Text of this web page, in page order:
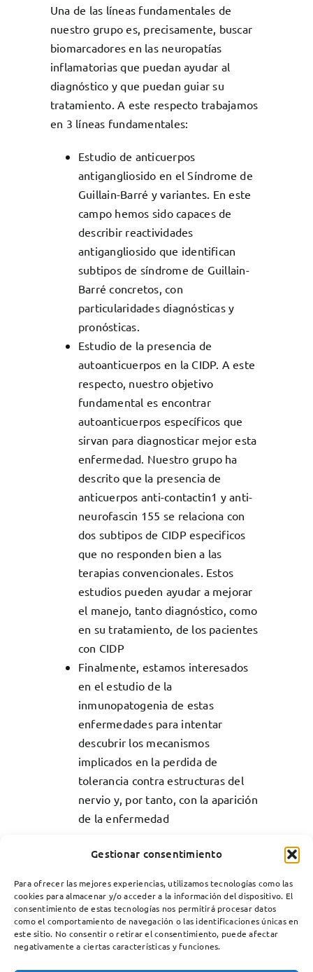
Gestionar consentimiento
Para ofrecer las mejores experiencias, utilizamos tecnologías como las
cookies para almacenar y/o acceder a la información del dispositivo. El
consentimiento de estas tecnologías nos permitirá procesar datos
como el comportamiento de navegación o las identificaciones únicas en
este sitio. No consentir o retirar el consentimiento, puede afectar
negativamente a ciertas características y funciones.
Una de las líneas fundamentales de
nuestro grupo es, precisamente, buscar
biomarcadores en las neuropatías
inflamatorias que puedan ayudar al
diagnóstico y que puedan guiar su
tratamiento. A este respecto trabajamos
en 3 líneas fundamentales:
Estudio de anticuerpos
antigangliosido en el Síndrome de
Guillain-Barré y variantes. En este
campo hemos sido capaces de
describir reactividades
antigangliosido que identifican
subtipos de síndrome de Guillain-
Barré concretos, con
particularidades diagnósticas y
pronósticas.
Estudio de la presencia de
autoanticuerpos en la CIDP. A este
respecto, nuestro objetivo
fundamental es encontrar
autoanticuerpos específicos que
sirvan para diagnosticar mejor esta
enfermedad. Nuestro grupo ha
descrito que la presencia de
anticuerpos anti-contactin1 y anti-
neurofascin 155 se relaciona con
dos subtipos de CIDP especificos
que no responden bien a las
terapias convencionales. Estos
estudios pueden ayudar a mejorar
el manejo, tanto diagnóstico, como
en su tratamiento, de los pacientes
con CIDP
Finalmente, estamos interesados
en el estudio de la
inmunopatogenia de estas
enfermedades para intentar
descubrir los mecanismos
implicados en la perdida de
tolerancia contra estructuras del
nervio y, por tanto, con la aparición
de la enfermedad